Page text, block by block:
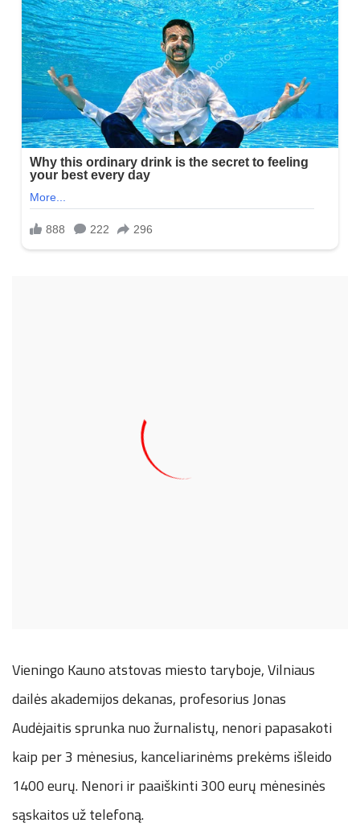
Vieningo Kauno atstovas miesto taryboje, Vilniaus
dailės akademijos dekanas, profesorius Jonas
Audėjaitis sprunka nuo žurnalistų, nenori papasakoti
kaip per 3 mėnesius, kanceliarinėms prekėms išleido
1400 eurų. Nenori ir paaiškinti 300 eurų mėnesinės
sąskaitos už telefoną.